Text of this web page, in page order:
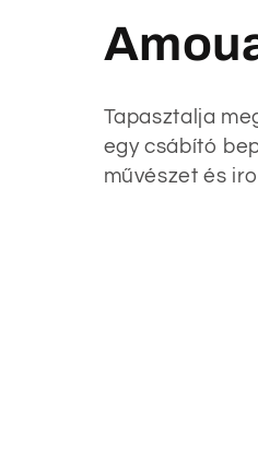
K
o
l
Tapasztalja
egy csábító
művészet és